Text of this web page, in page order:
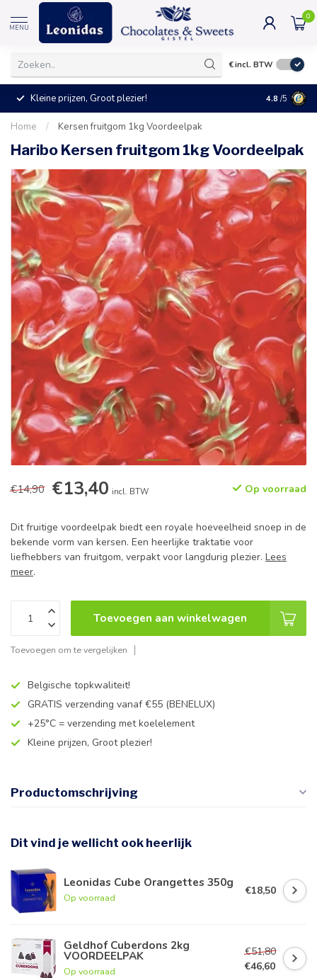
MENU
0
€incl. BTW
Kleine prijzen, Groot plezier! 4.8 /5
Home / Kersen fruitgom 1kg Voordeelpak
Haribo Kersen fruitgom 1kg Voordeelpak
€14,90 €13,40 incl. BTW Op voorraad
Dit fruitige voordeelpak biedt een royale hoeveelheid snoep in de
bekende vorm van kersen. Een heerlijke traktatie voor
liefhebbers van fruitgom, verpakt voor langdurig plezier. Lees
meer.
Toevoegen aan winkelwagen
Toevoegen om te vergelijken
Belgische topkwaliteit!
GRATIS verzending vanaf €55 (BENELUX)
+25°C = verzending met koelelement
Kleine prijzen, Groot plezier!
Productomschrijving
Dit vind je wellicht ook heerlijk
Leonidas Cube Orangettes 350g
Op voorraad
€18,50
Geldhof Cuberdons 2kg
VOORDEELPAK
Op voorraad
€51,80
€46,60